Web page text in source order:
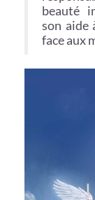
beauté
son aide
face aux